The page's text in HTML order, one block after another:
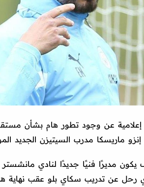
عن وجود تطور هام بشأن
ماريسكا مدرب السيتيزن الجديد
مديرًا فنيًا جديدًا لنادي مانشستر
رحل عن تدريب سكاي بلو عقب نهاية